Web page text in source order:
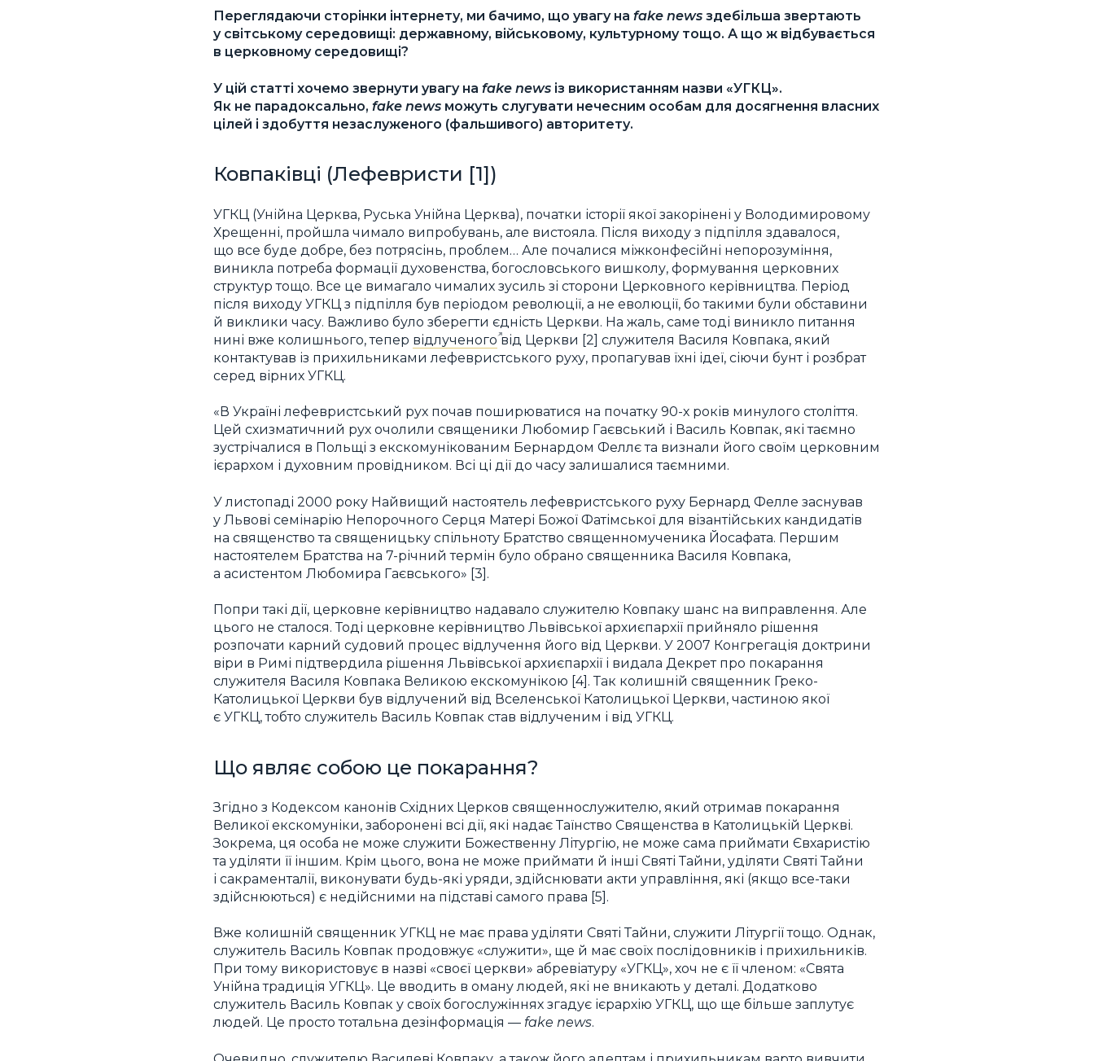
Переглядаючи сторінки інтернету, ми бачимо, що увагу на fake news здебільша звертають
у світському середовищі: державному, військовому, культурному тощо. А що ж відбувається
в церковному середовищі?
У цій статті хочемо звернути увагу на fake news із використанням назви «УГКЦ».
Як не парадоксально, fake news можуть слугувати нечесним особам для досягнення власних
цілей і здобуття незаслуженого (фальшивого) авторитету.
Ковпаківці (Лефевристи [1])
УГКЦ (Унійна Церква, Руська Унійна Церква), початки історії якої закорінені у Володимировому
Хрещенні, пройшла чимало випробувань, але вистояла. Після виходу з підпілля здавалося,
що все буде добре, без потрясінь, проблем… Але почалися міжконфесійні непорозуміння,
виникла потреба формації духовенства, богословського вишколу, формування церковних
структур тощо. Все це вимагало чималих зусиль зі сторони Церковного керівництва. Період
після виходу УГКЦ з підпілля був періодом революції, а не еволюції, бо такими були обставини
й виклики часу. Важливо було зберегти єдність Церкви. На жаль, саме тоді виникло питання
нині вже колишнього, тепер відлученоговід Церкви [2] служителя Василя Ковпака, який
контактував із прихильниками лефевристського руху, пропагував їхні ідеї, сіючи бунт і розбрат
серед вірних УГКЦ.
«В Україні лефевристський рух почав поширюватися на початку 90-х років минулого століття.
Цей схизматичний рух очолили священики Любомир Гаєвський і Василь Ковпак, які таємно
зустрічалися в Польщі з екскомунікованим Бернардом Феллє та визнали його своїм церковним
ієрархом і духовним провідником. Всі ці дії до часу залишалися таємними.
У листопаді 2000 року Найвищий настоятель лефевристського руху Бернард Фелле заснував
у Львові семінарію Непорочного Серця Матері Божої Фатімської для візантійських кандидатів
на священство та священицьку спільноту Братство священномученика Йосафата. Першим
настоятелем Братства на 7-річний термін було обрано священника Василя Ковпака,
а асистентом Любомира Гаєвського» [3].
Попри такі дії, церковне керівництво надавало служителю Ковпаку шанс на виправлення. Але
цього не сталося. Тоді церковне керівництво Львівської архиєпархії прийняло рішення
розпочати карний судовий процес відлучення його від Церкви. У 2007 Конгрегація доктрини
віри в Римі підтвердила рішення Львівської архиєпархії і видала Декрет про покарання
служителя Василя Ковпака Великою екскомунікою [4]. Так колишній священник Греко-
Католицької Церкви був відлучений від Вселенської Католицької Церкви, частиною якої
є УГКЦ, тобто служитель Василь Ковпак став відлученим і від УГКЦ.
Що являє собою це покарання?
Згідно з Кодексом канонів Східних Церков священнослужителю, який отримав покарання
Великої екскомуніки, заборонені всі дії, які надає Таїнство Священства в Католицькій Церкві.
Зокрема, ця особа не може служити Божественну Літургію, не може сама приймати Євхаристію
та уділяти її іншим. Крім цього, вона не може приймати й інші Святі Тайни, уділяти Святі Тайни
і сакраменталії, виконувати будь-які уряди, здійснювати акти управління, які (якщо все-таки
здійснюються) є недійсними на підставі самого права [5].
Вже колишній священник УГКЦ не має права уділяти Святі Тайни, служити Літургії тощо. Однак,
служитель Василь Ковпак продовжує «служити», ще й має своїх послідовників і прихильників.
При тому використовує в назві «своєї церкви» абревіатуру «УГКЦ», хоч не є її членом: «Свята
Унійна традиція УГКЦ». Це вводить в оману людей, які не вникають у деталі. Додатково
служитель Василь Ковпак у своїх богослужіннях згадує ієрархію УГКЦ, що ще більше заплутує
людей. Це просто тотальна дезінформація — fake news.